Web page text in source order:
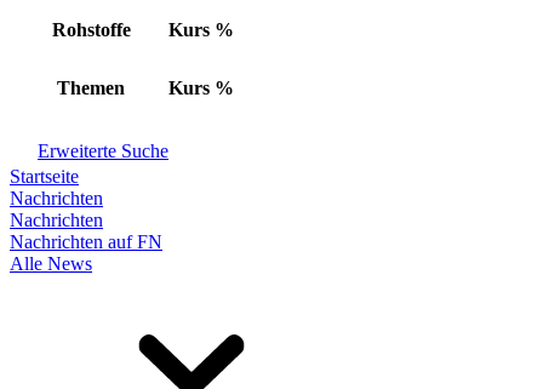
Rohstoffe Kurs %
Themen Kurs %
Erweiterte Suche
Startseite
Nachrichten
Nachrichten
Nachrichten auf FN
Alle News